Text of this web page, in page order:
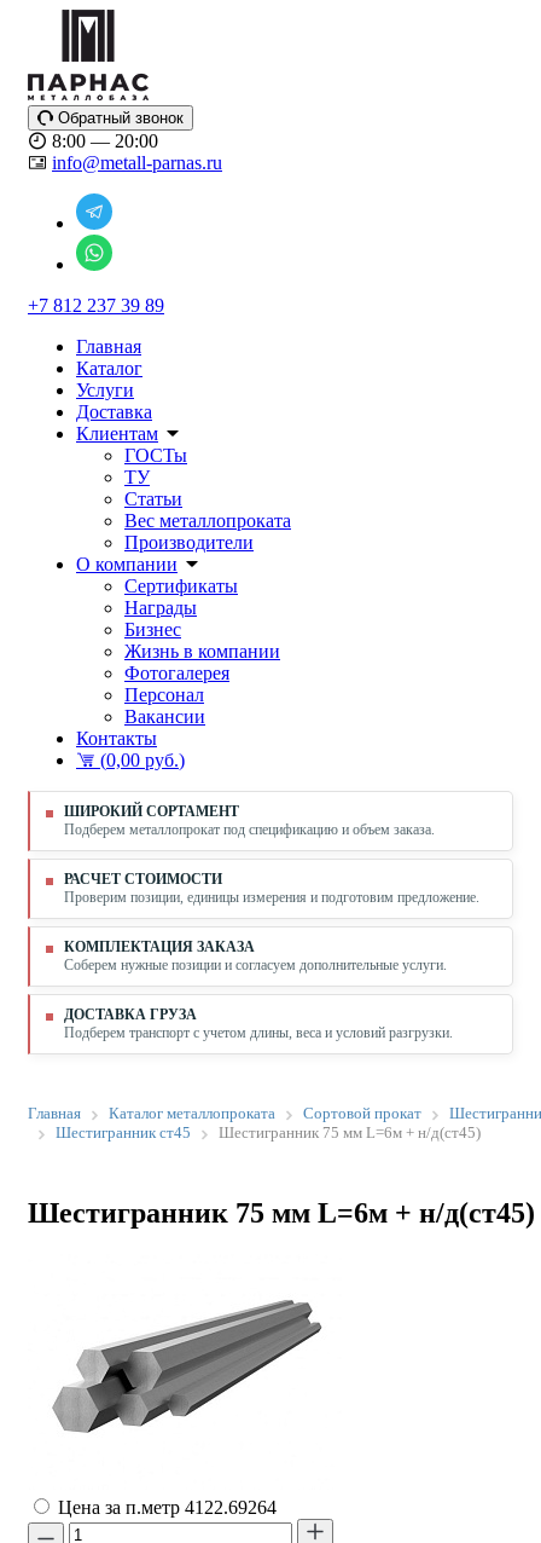
Обратный звонок
8:00 — 20:00
info@metall-parnas.ru
+7 812 237 39 89
Главная
Каталог
Услуги
Доставка
Клиентам
ГОСТы
ТУ
Статьи
Вес металлопроката
Производители
О компании
Сертификаты
Награды
Бизнес
Жизнь в компании
Фотогалерея
Персонал
Вакансии
Контакты
(0,00 руб.)
ШИРОКИЙ СОРТАМЕНТ
Подберем металлопрокат под спецификацию и объем заказа.
РАСЧЕТ СТОИМОСТИ
Проверим позиции, единицы измерения и подготовим предложение.
КОМПЛЕКТАЦИЯ ЗАКАЗА
Соберем нужные позиции и согласуем дополнительные услуги.
ДОСТАВКА ГРУЗА
Подберем транспорт с учетом длины, веса и условий разгрузки.
Главная Каталог металлопроката Сортовой прокат
Шестигранник ст45
Шестигранник 75 мм L=6м + н/д(ст45)
Шестигранник 75 мм L=6м + н/д(ст45)
Цена за п.метр 4122.69264